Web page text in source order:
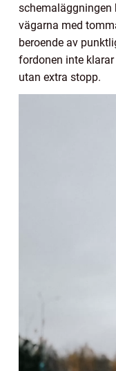
schemaläggningen
vägarna med
beroende av
fordonen inte
utan extra stopp.